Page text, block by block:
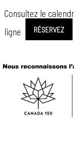
Consultez le
ligne
RÉSERVEZ